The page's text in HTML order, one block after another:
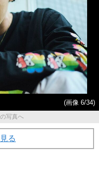
(画像 6/34)
写真へ
る